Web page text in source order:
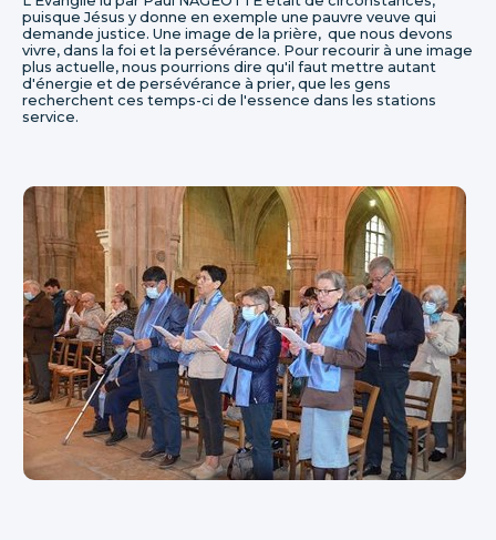
puisque Jésus y donne en exemple une pauvre veuve qui
demande justice. Une image de la prière, que nous devons
vivre, dans la foi et la persévérance. Pour recourir à une image
plus actuelle, nous pourrions dire qu'il faut mettre autant
d'énergie et de persévérance à prier, que les gens
recherchent ces temps-ci de l'essence dans les stations
service.